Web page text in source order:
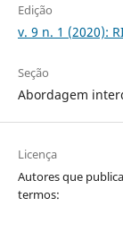
Edição
v. 9 n. 1 (2020):
Seção
Abordagem
Licença
Autores que
termos: